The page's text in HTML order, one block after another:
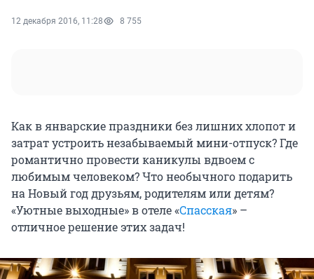
12 декабря 2016, 11:28 8 755
Как в январские праздники без лишних хлопот и
затрат устроить незабываемый мини-отпуск? Где
романтично провести каникулы вдвоем с
любимым человеком? Что необычного подарить
на Новый год друзьям, родителям или детям?
«Уютные выходные» в отеле «Спасская» –
отличное решение этих задач!